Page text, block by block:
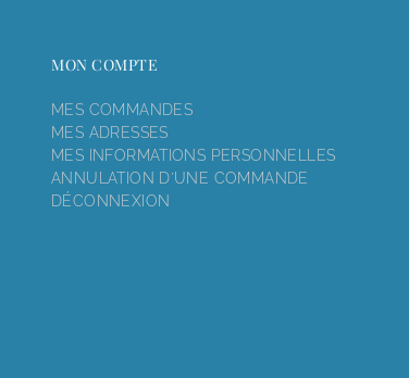
MON COMPTE
MES COMMANDES
MES ADRESSES
MES INFORMATIONS PERSONNELLES
ANNULATION D'UNE COMMANDE
DÉCONNEXION